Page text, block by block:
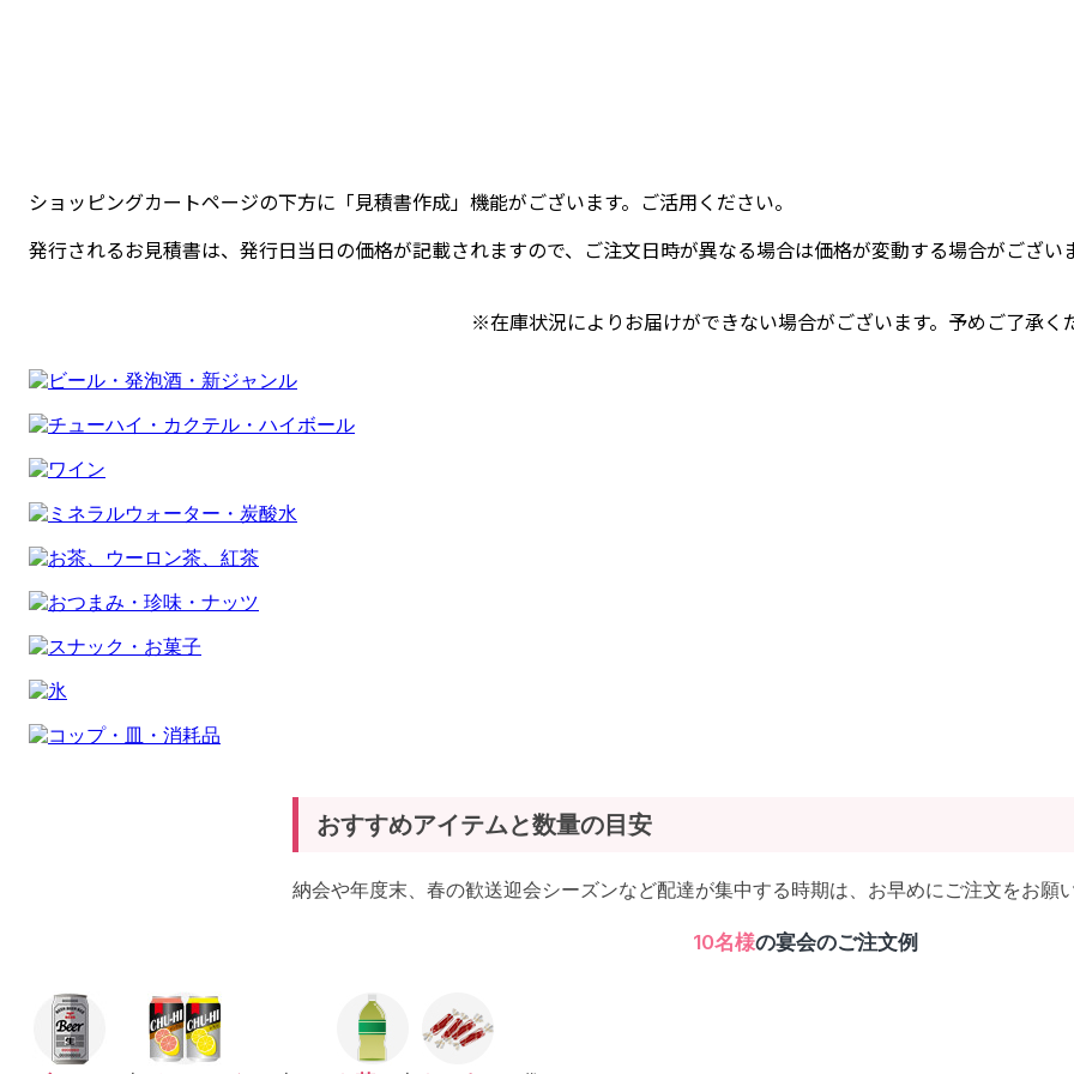
ショッピングカートページの下方に「見積書作成」機能がございます。ご活用ください。
発行されるお見積書は、発行日当日の価格が記載されますので、ご注文日時が異なる場合は価格が変動する場合がござい
※在庫状況によりお届けができない場合がございます。予めご了承く